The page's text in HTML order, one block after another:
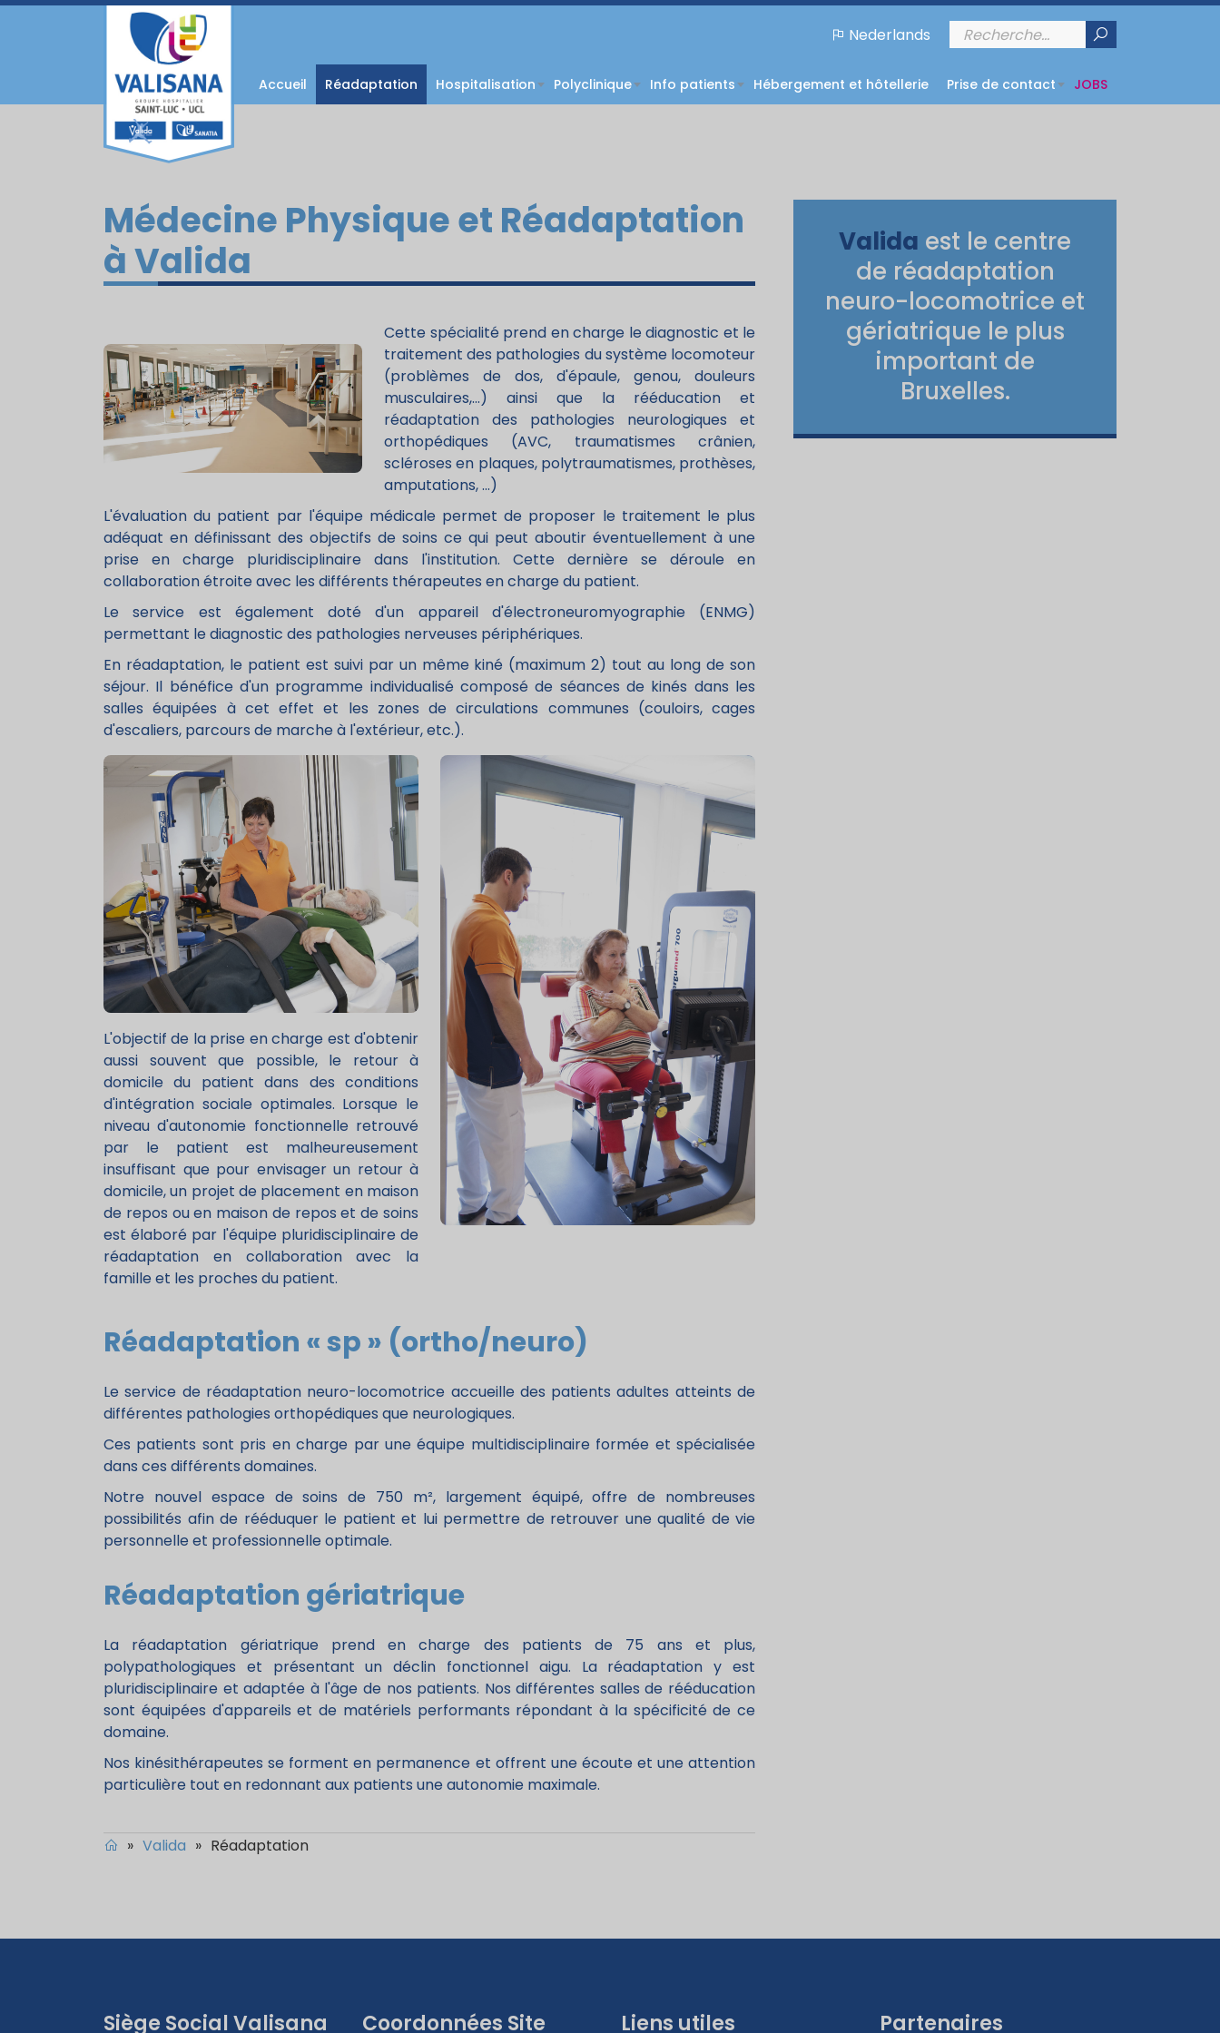
Nederlands
Accueil Réadaptation Hospitalisation Polyclinique Info patients Hébergement et hôtellerie Prise de contact JOBS
Médecine Physique et Réadaptation
à Valida
Cette spécialité prend en charge le diagnostic et le
traitement des pathologies du système locomoteur
(problèmes de dos, d'épaule, genou, douleurs
musculaires,...) ainsi que la rééducation et
réadaptation des pathologies neurologiques et
orthopédiques (AVC, traumatismes crânien,
scléroses en plaques, polytraumatismes, prothèses,
amputations, ...)
L'évaluation du patient par l'équipe médicale permet de proposer le traitement le plus
adéquat en définissant des objectifs de soins ce qui peut aboutir éventuellement à une
prise en charge pluridisciplinaire dans l'institution. Cette dernière se déroule en
collaboration étroite avec les différents thérapeutes en charge du patient.
Le service est également doté d'un appareil d'électroneuromyographie (ENMG)
permettant le diagnostic des pathologies nerveuses périphériques.
En réadaptation, le patient est suivi par un même kiné (maximum 2) tout au long de son
séjour. Il bénéfice d'un programme individualisé composé de séances de kinés dans les
salles équipées à cet effet et les zones de circulations communes (couloirs, cages
d'escaliers, parcours de marche à l'extérieur, etc.).
L'objectif de la prise en charge est d'obtenir
aussi souvent que possible, le retour à
domicile du patient dans des conditions
d'intégration sociale optimales. Lorsque le
niveau d'autonomie fonctionnelle retrouvé
par le patient est malheureusement
insuffisant que pour envisager un retour à
domicile, un projet de placement en maison
de repos ou en maison de repos et de soins
est élaboré par l'équipe pluridisciplinaire de
réadaptation en collaboration avec la
famille et les proches du patient.
Réadaptation « sp » (ortho/neuro)
Le service de réadaptation neuro-locomotrice accueille des patients adultes atteints de
différentes pathologies orthopédiques que neurologiques.
Ces patients sont pris en charge par une équipe multidisciplinaire formée et spécialisée
dans ces différents domaines.
Notre nouvel espace de soins de 750 m², largement équipé, offre de nombreuses
possibilités afin de rééduquer le patient et lui permettre de retrouver une qualité de vie
personnelle et professionnelle optimale.
Réadaptation gériatrique
La réadaptation gériatrique prend en charge des patients de 75 ans et plus,
polypathologiques et présentant un déclin fonctionnel aigu. La réadaptation y est
pluridisciplinaire et adaptée à l'âge de nos patients. Nos différentes salles de rééducation
sont équipées d'appareils et de matériels performants répondant à la spécificité de ce
domaine.
Nos kinésithérapeutes se forment en permanence et offrent une écoute et une attention
particulière tout en redonnant aux patients une autonomie maximale.
» Valida » Réadaptation
Valida est le centre
de réadaptation
neuro-locomotrice et
gériatrique le plus
important de
Bruxelles.
Siège Social Valisana Coordonnées Site Liens utiles Partenaires